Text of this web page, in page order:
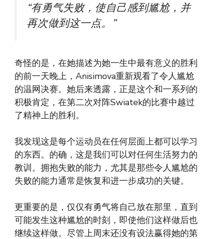
“有勇气失败，使自己感到尴尬，并
再次做到这一点。”
奇怪的是，在她描述为她一生中最有意义的胜利
的前一天晚上，Anisimova重新观看了令人尴尬
的温网决赛。她后来透露，正是这个和一系列的
积极肯定，在第二次对阵Swiatek的比赛中越过
了精神上的胜利。
我发现这是每个运动员在任何层面上都可以学习
的东西。的确，这是我们可以对任何生活努力的
教训。拥抱失败的能力，尤其是那些令人尴尬的
失败的能力通常是恢复和进一步成功的关键。
更重要的是，仅仅有勇气将自己放在那里，直到
可能发生这种尴尬的时刻，即使他们这样做后也
继续这样做。尽管上周末还没有设法赢得她的第